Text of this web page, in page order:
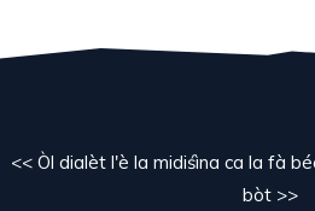
<< Òl dialèt l'è la midiśìna ca la fà
bòt >>